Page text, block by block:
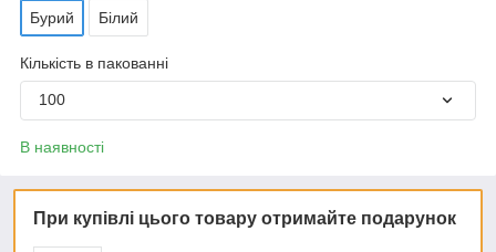
Бурий Білий
Кількість в пакованні
100
В наявності
При купівлі цього товару отримайте подарунок